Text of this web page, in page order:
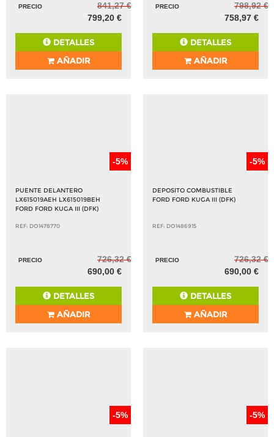
PRECIO
841,27 €
799,20 €
DETALLES
AÑADIR
PRECIO
798,92 €
758,97 €
DETALLES
AÑADIR
-5%
PUENTE DELANTERO
LX615019AEH LX615019BEH
FORD FORD KUGA III (DFK)
REF: DO1478770
PRECIO
726,32 €
690,00 €
DETALLES
AÑADIR
-5%
DEPOSITO COMBUSTIBLE
FORD FORD KUGA III (DFK)
REF: DO1486915
PRECIO
726,32 €
690,00 €
DETALLES
AÑADIR
-5% -5%